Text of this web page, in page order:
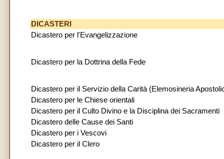
DICASTERI
Dicastero per l'Evangelizzazione
Dicastero per la Dottrina della Fede
Dicastero per il Servizio della Carità (Elemosineria
Dicastero per le Chiese orientali
Dicastero per il Culto Divino e la Disciplina dei Sacramenti
Dicastero delle Cause dei Santi
Dicastero per i Vescovi
Dicastero per il Clero